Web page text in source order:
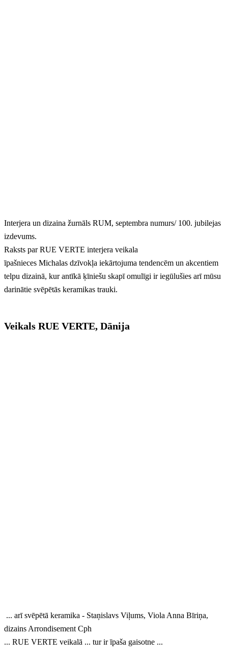
Interjera un dizaina žurnāls RUM, septembra numurs/ 100. jubilejas
izdevums.
Raksts par RUE VERTE interjera veikala
īpašnieces Michalas dzīvokļa iekārtojuma tendencēm un akcentiem
telpu dizainā, kur antīkā ķīniešu skapī omulīgi ir iegūlušies arī mūsu
darinātie svēpētās keramikas trauki.
Veikals RUE VERTE, Dānija
... arī svēpētā keramika - Staņislavs Viļums, Viola Anna Bīriņa,
dizains Arrondisement Cph
... RUE VERTE veikalā ... tur ir īpaša gaisotne ...